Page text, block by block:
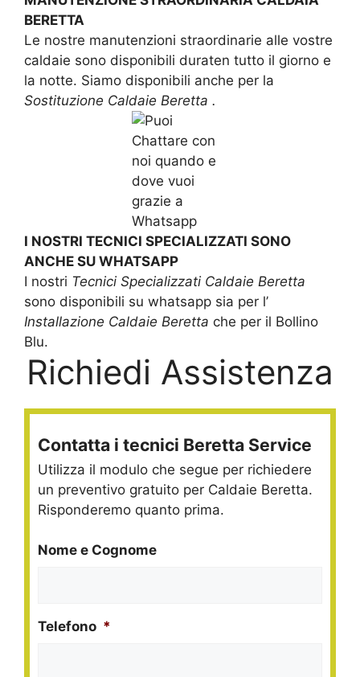
BERETTA
Le nostre manutenzioni straordinarie alle vostre
caldaie sono disponibili duraten tutto il giorno e
la notte. Siamo disponibili anche per la
Sostituzione Caldaie Beretta .
I NOSTRI TECNICI SPECIALIZZATI SONO
ANCHE SU WHATSAPP
I nostri Tecnici Specializzati Caldaie Beretta
sono disponibili su whatsapp sia per l’
Installazione Caldaie Beretta che per il Bollino
Blu.
Richiedi Assistenza
Contatta i tecnici Beretta Service
Utilizza il modulo che segue per richiedere
un preventivo gratuito per Caldaie Beretta.
Risponderemo quanto prima.
Nome e Cognome
Telefono *